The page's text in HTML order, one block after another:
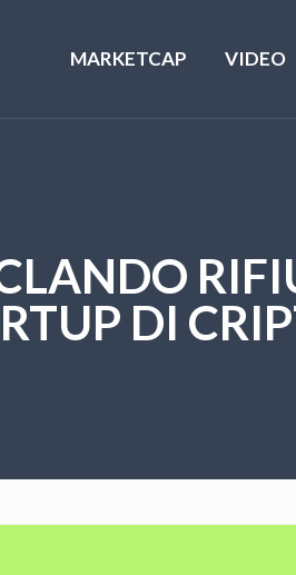
MARKETCAP VIDEO
DI